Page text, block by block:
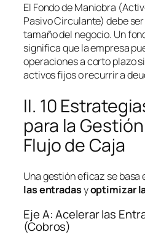
El Fondo de Maniobra
Pasivo Circulante) debe ser
tamaño del negocio. Un
significa que la empresa
operaciones a corto plazo
activos fijos o recurrir a
II. 10
para la
Flujo de Caja
Una gestión eficaz se basa
las entradasyoptimizar
Eje A: Acelerar las
(Cobros)